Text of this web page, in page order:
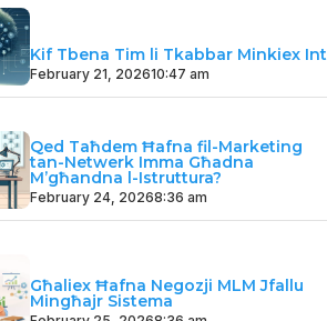
February 21, 202610:47 am
Kif Tbena Tim li Tkabbar Minkiex Int
February 24, 20268:36 am
Qed Taħdem Ħafna fil-Marketing
tan-Netwerk Imma Għadna
M’għandna l-Istruttura?
Għaliex Ħafna Negozji MLM Jfallu
Mingħajr Sistema